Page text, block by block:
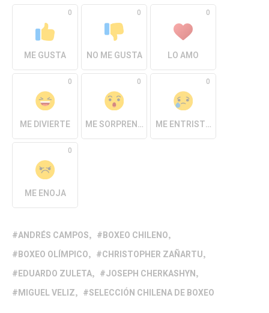
0
ME GUSTA
0
NO ME GUSTA
0
LO AMO
0
ME DIVIERTE
0
ME SORPRENDE
0
ME ENTRISTECE
0
ME ENOJA
ANDRÉS CAMPOS
BOXEO CHILENO
BOXEO OLÍMPICO
CHRISTOPHER ZAÑARTU
EDUARDO ZULETA
JOSEPH CHERKASHYN
MIGUEL VELIZ
SELECCIÓN CHILENA DE BOXEO